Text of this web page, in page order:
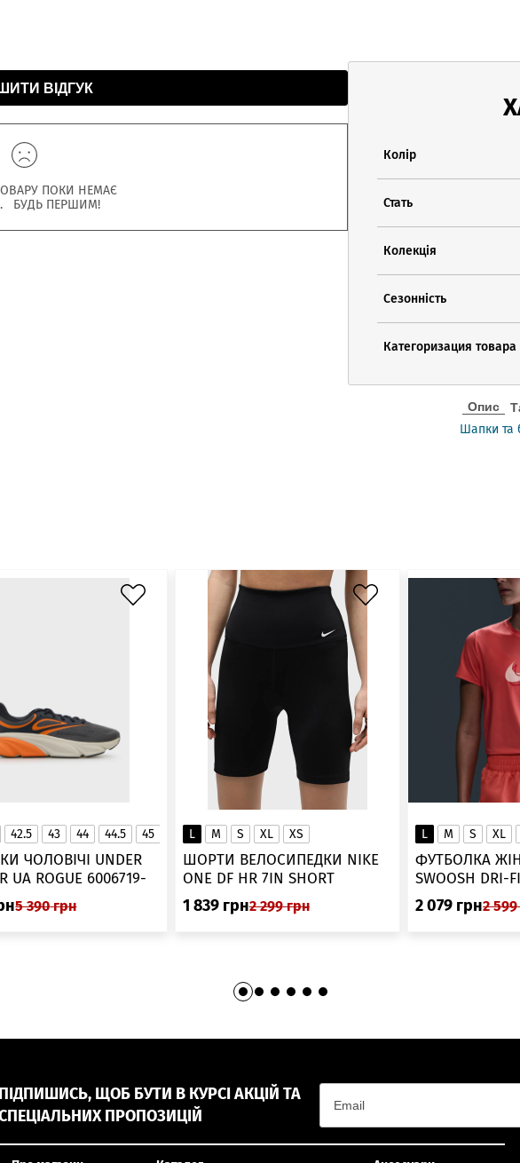
ВІДГУК
ПОКИ НЕМАЄ
БУДЬ ПЕРШИМ!
Колір
Стать
Колекція
Сезонність
Категоризация товара
Опис
Шапки та
42.5 43 44 44.5 45 45.5
46
▲
ЧОЛОВІЧІ UNDER
ROGUE 6006719-
5 390 грн
L M S XL XS
ШОРТИ ВЕЛОСИПЕДКИ NIKE
ONE DF HR 7IN SHORT
DV9022-010
1 839 грн2 299 грн
L M S XL
ФУТБОЛКА
2 079 грн2 599
ПІДПИШИСЬ, ЩОБ БУТИ В КУРСІ АКЦІЙ ТА
ПРОПОЗИЦІЙ